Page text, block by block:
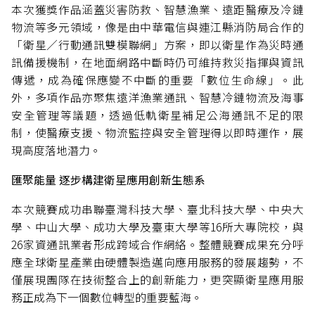
本次獲獎作品涵蓋災害防救、智慧漁業、遠距醫療及冷鏈
物流等多元領域，像是由中華電信與連江縣消防局合作的
「衛星／行動通訊雙模聯網」方案，即以衛星作為災時通
訊備援機制，在地面網路中斷時仍可維持救災指揮與資訊
傳遞，成為確保應變不中斷的重要「數位生命線」。此
外，多項作品亦聚焦遠洋漁業通訊、智慧冷鏈物流及海事
安全管理等議題，透過低軌衛星補足公海通訊不足的限
制，使醫療支援、物流監控與安全管理得以即時運作，展
現高度落地潛力。
匯聚能量 逐步構建衛星應用創新生態系
本次競賽成功串聯臺灣科技大學、臺北科技大學、中央大
學、中山大學、成功大學及臺東大學等16所大專院校，與
26家資通訊業者形成跨域合作網絡。整體競賽成果充分呼
應全球衛星產業由硬體製造邁向應用服務的發展趨勢，不
僅展現團隊在技術整合上的創新能力，更突顯衛星應用服
務正成為下一個數位轉型的重要藍海。